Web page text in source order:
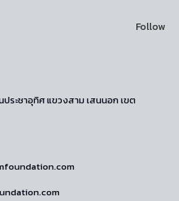
Follow
ระชาอุทิศ แขวงสาม เสนนอก เขต